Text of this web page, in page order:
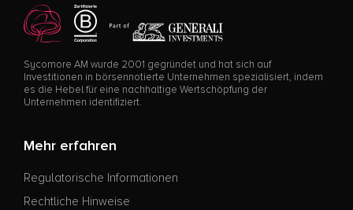
Sycomore AM wurde 2001 gegründet und hat sich auf
Investitionen in börsennotierte Unternehmen spezialisiert, indem
es die Hebel für eine nachhaltige Wertschöpfung der
Unternehmen identifiziert.
Mehr erfahren
Regulatorische Informationen
Rechtliche Hinweise